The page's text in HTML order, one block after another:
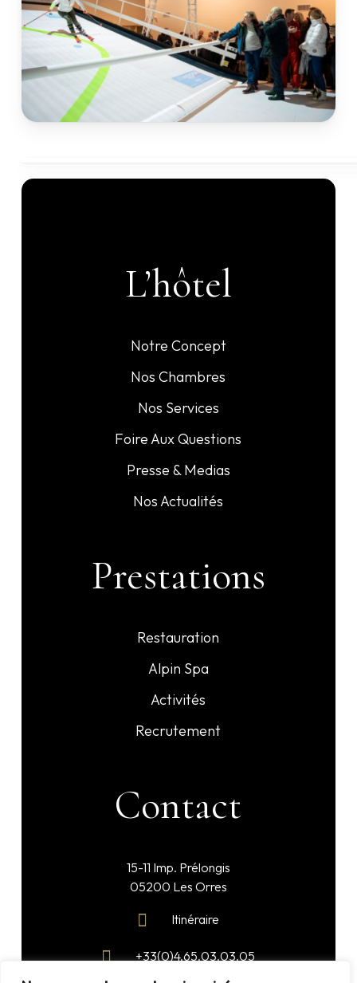
L’hôtel
Notre Concept
Nos Chambres
Nos Services
Foire Aux Questions
Presse & Medias
Nos Actualités
Prestations
Restauration
Alpin Spa
Activités
Recrutement
Contact
15-11 Imp. Prélongis
05200 Les Orres
Itinéraire
+33(0)4.65.03.03.05